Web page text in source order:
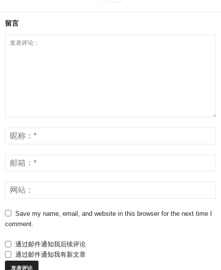
留言
Save my name, email, and website in this browser for the next time I
comment.
通过邮件通知我后续评论
通过邮件通知我有新文章